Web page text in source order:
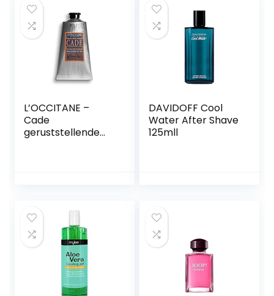
L’OCCITANE –
Cade
geruststellende
DAVIDOFF Cool
Water After Shave
125mll